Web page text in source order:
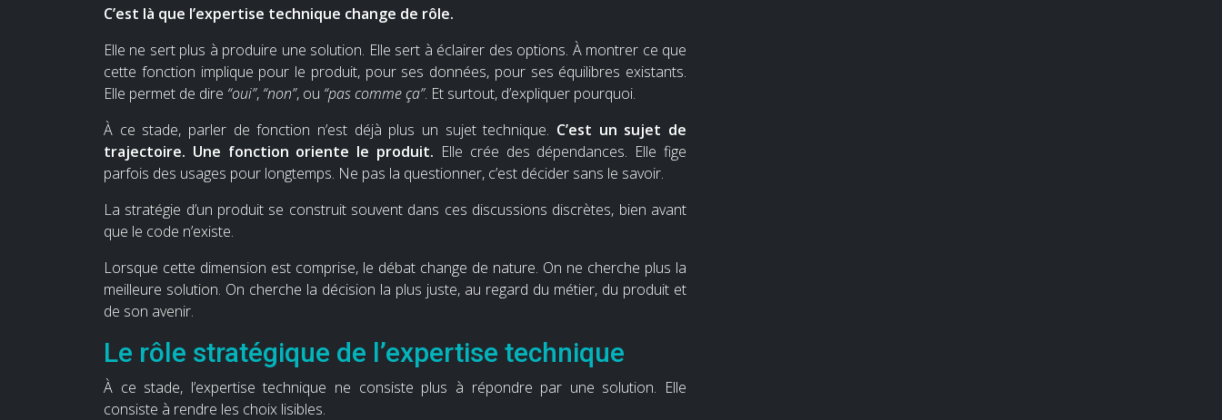
C’est là que l’expertise technique change de rôle.
Elle ne sert plus à produire une solution. Elle sert à éclairer des options. À montrer ce que
cette fonction implique pour le produit, pour ses données, pour ses équilibres existants.
Elle permet de dire “oui”, “non”, ou “pas comme ça”. Et surtout, d’expliquer pourquoi.
À ce stade, parler de fonction n’est déjà plus un sujet technique. C’est un sujet de
trajectoire. Une fonction oriente le produit. Elle crée des dépendances. Elle fige
parfois des usages pour longtemps. Ne pas la questionner, c’est décider sans le savoir.
La stratégie d’un produit se construit souvent dans ces discussions discrètes, bien avant
que le code n’existe.
Lorsque cette dimension est comprise, le débat change de nature. On ne cherche plus la
meilleure solution. On cherche la décision la plus juste, au regard du métier, du produit et
de son avenir.
Le rôle stratégique de l’expertise technique
À ce stade, l’expertise technique ne consiste plus à répondre par une solution. Elle
consiste à rendre les choix lisibles.